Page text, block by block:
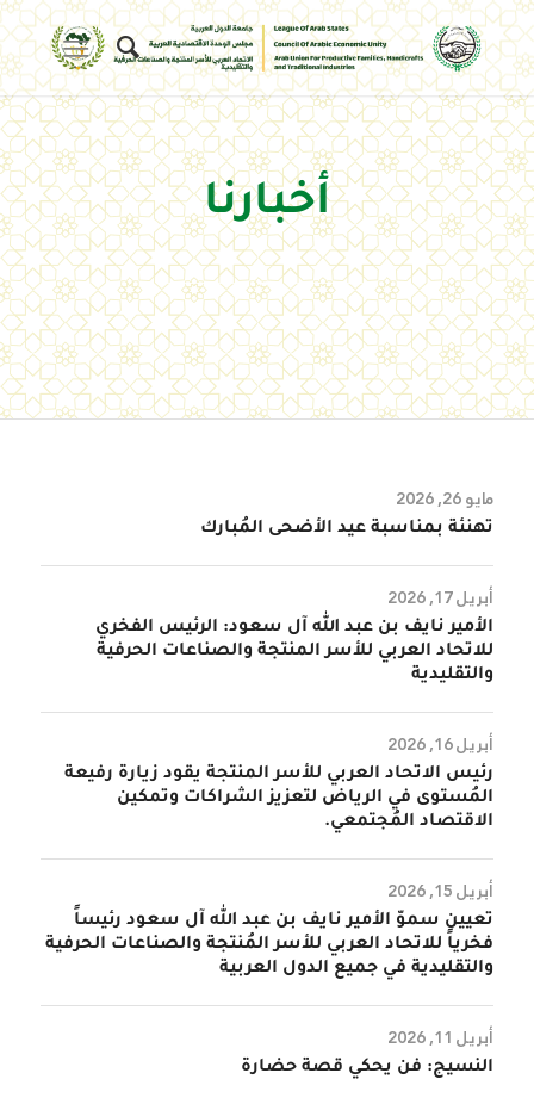
أخبارنا
مايو 26, 2026
تهنئة بمناسبة عيد الأضحى المُبارك
أبريل 17, 2026
الأمير نايف بن عبد الله آل سعود: الرئيس الفخري
للاتحاد العربي للأسر المنتجة والصناعات الحرفية
والتقليدية
أبريل 16, 2026
رئيس الاتحاد العربي للأسر المنتجة يقود زيارة رفيعة
المُستوى في الرياض لتعزيز الشراكات وتمكين
الاقتصاد المُجتمعي.
أبريل 15, 2026
تعيين سموّ الأمير نايف بن عبد الله آل سعود رئيساً
فخرياً للاتحاد العربي للأسر المُنتجة والصناعات الحرفية
والتقليدية في جميع الدول العربية
أبريل 11, 2026
النسيج: فن يحكي قصة حضارة